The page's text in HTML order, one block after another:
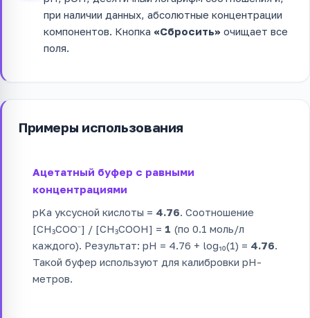
при наличии данных, абсолютные концентрации
компонентов. Кнопка «Сбросить» очищает все
поля.
Примеры использования
Ацетатный буфер с равными
концентрациями
pKa уксусной кислоты = 4.76. Соотношение
[CH₃COO⁻] / [CH₃COOH] = 1 (по 0.1 моль/л
каждого). Результат: pH = 4.76 + log₁₀(1) = 4.76.
Такой буфер используют для калибровки pH-
метров.